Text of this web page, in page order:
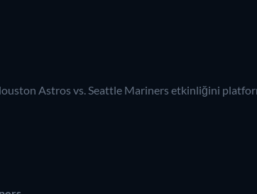
Astros vs. Seattle Mariners etkinliğini